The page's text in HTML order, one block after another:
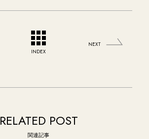
INDEX
NEXT
RELATED POST
関連記事